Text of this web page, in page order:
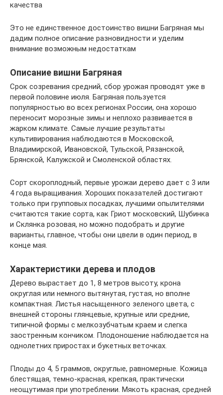
качества
Это не единственное достоинство вишни Багряная мы
дадим полное описание разновидности и уделим
внимание возможным недостаткам
Описание вишни Багряная
Срок созревания средний, сбор урожая проводят уже в
первой половине июля. Багряная пользуется
популярностью во всех регионах России, она хорошо
переносит морозные зимы и неплохо развивается в
жарком климате. Самые лучшие результаты
культивирования наблюдаются в Московской,
Владимирской, Ивановской, Тульской, Рязанской,
Брянской, Калужской и Смоленской областях.
Сорт скороплодный, первые урожаи дерево дает с 3 или
4 года выращивания. Хороших показателей достигают
только при групповых посадках, лучшими опылителями
считаются такие сорта, как Гриот московский, Шубинка
и Склянка розовая, но можно подобрать и другие
варианты, главное, чтобы они цвели в один период, в
конце мая.
Характеристики дерева и плодов
Дерево вырастает до 1, 8 метров высоту, крона
округлая или немного вытянутая, густая, но вполне
компактная. Листья насыщенного зеленого цвета, с
внешней стороны глянцевые, крупные или средние,
типичной формы с мелкозубчатым краем и слегка
заостренным кончиком. Плодоношение наблюдается на
однолетних приростах и букетных веточках.
Плоды до 4, 5 граммов, округлые, равномерные. Кожица
блестящая, темно-красная, крепкая, практически
неощутимая при употреблении. Мякоть красная, средней